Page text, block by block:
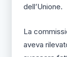
dell’Unione.
La
aveva